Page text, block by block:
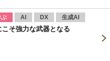
ぶ AI DX 生成AI
そ強力な武器となる